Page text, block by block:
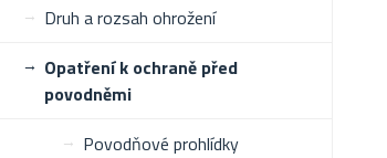
Druh a rozsah ohrožení
Opatření k ochraně před
povodněmi
Povodňové prohlídky